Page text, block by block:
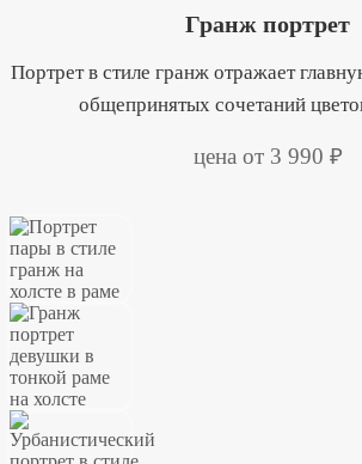
Гранж портрет
Портрет в стиле гранж отражает
общепринятых сочетаний
цена от 3 990 ₽